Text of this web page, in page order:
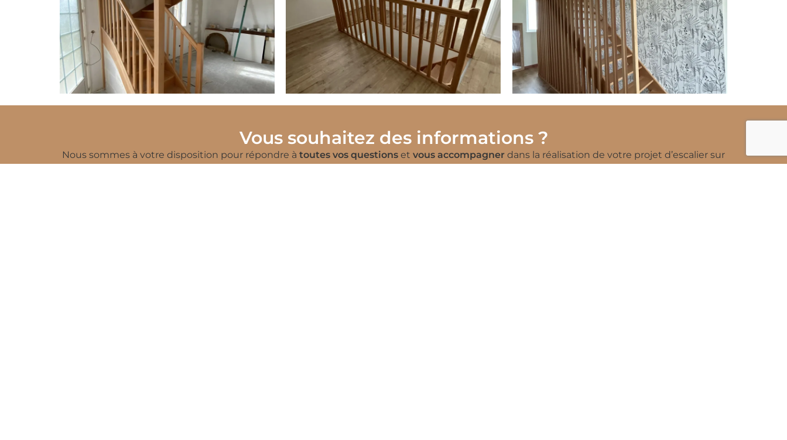
Vous souhaitez des informations ?
Nous sommes à votre disposition pour répondre à toutes vos questions et vous accompagner dans la réalisation de votre projet d’escalier sur